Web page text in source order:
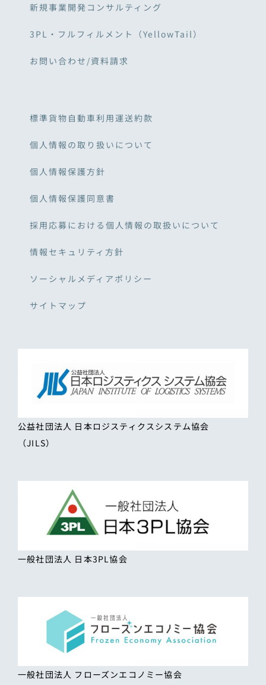
新規事業開発コンサルティング
3PL・フルフィルメント（YellowTail）
お問い合わせ/資料請求
標準貨物自動車利用運送約款
個人情報の取り扱いについて
個人情報保護方針
個人情報保護同意書
採用応募における個人情報の取扱いについて
情報セキュリティ方針
ソーシャルメディアポリシー
サイトマップ
公益社団法人 日本ロジスティクスシステム協会
（JILS）
一般社団法人 日本3PL協会
一般社団法人 フローズンエコノミー協会